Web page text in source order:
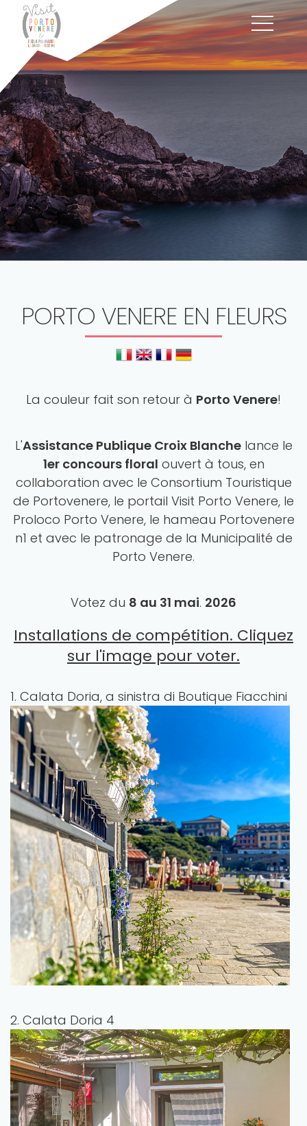
PORTO VENERE EN FLEURS
La couleur fait son retour à Porto Venere!
L'Assistance Publique Croix Blanchelance le
1er concours floral ouvert à tous, en
collaboration avec le Consortium Touristique
de Portovenere, le portail Visit Porto Venere, le
Proloco Porto Venere, le hameau Portovenere
n1 et avec le patronage de la Municipalité de
Porto Venere.
Votez du 8 au 31 mai. 2026
Installations de compétition. Cliquez
sur l'image pour voter.
1. Calata Doria, a sinistra di Boutique Fiacchini
2. Calata Doria 4